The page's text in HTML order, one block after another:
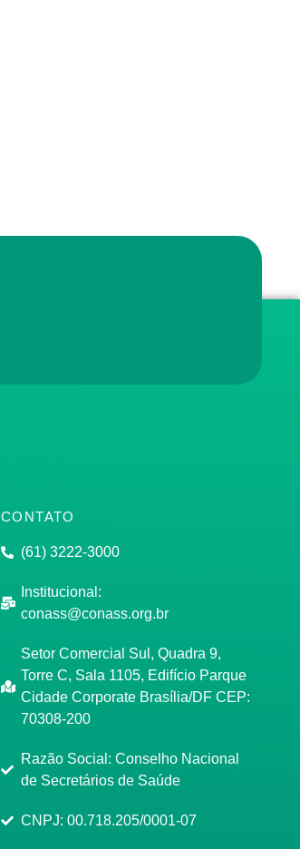
CONTATO
(61) 3222-3000
Institucional:
conass@conass.org.br
Setor Comercial Sul, Quadra 9,
Torre C, Sala 1105, Edifício Parque
Cidade Corporate Brasília/DF CEP:
70308-200
Razão Social: Conselho Nacional
de Secretários de Saúde
CNPJ: 00.718.205/0001-07